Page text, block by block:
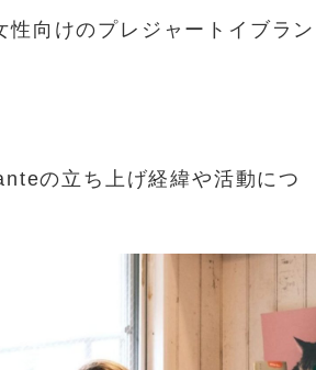
性向けのプレジャートイブラン
の立ち上げ経緯や活動につ